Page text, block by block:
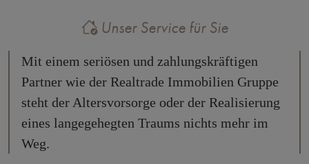
Unser Service für Sie
Mit einem seriösen und zahlungskräftigen
Partner wie der Realtrade Immobilien Gruppe
steht der Altersvorsorge oder der Realisierung
eines langegehegten Traums nichts mehr im
Weg.